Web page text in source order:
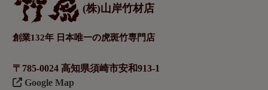
(株)山岸竹材店
創業132年 日本唯一の虎斑竹専門店
〒785-0024 高知県須崎市安和913-1
Google Map